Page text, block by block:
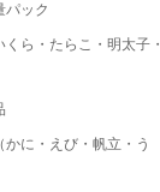
パック
くら・たらこ・明太子・
かに・えび・帆立・う